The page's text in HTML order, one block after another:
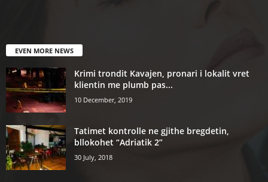
EVEN MORE NEWS
Krimi trondit Kavajen, pronari i lokalit vret
klientin me plumb pas...
10 December, 2019
Tatimet kontrolle ne gjithe bregdetin,
bllokohet “Adriatik 2”
30 July, 2018